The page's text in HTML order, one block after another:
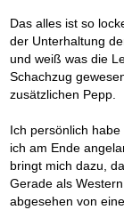
Das alles ist so
der Unterhaltung
und weiß was die
Schachzug
zusätzlichen Pepp.
Ich persönlich
ich am Ende
bringt mich dazu,
Gerade als
abgesehen von